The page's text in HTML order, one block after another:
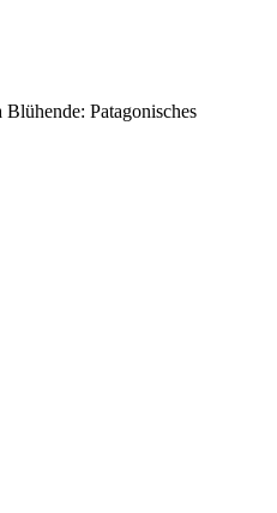
Patagonisches